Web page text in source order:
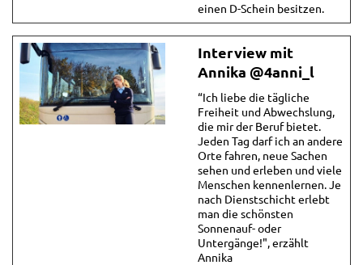
einen D-Schein besitzen.
Interview mit
Annika @4anni_l
“Ich liebe die tägliche
Freiheit und Abwechslung,
die mir der Beruf bietet.
Jeden Tag darf ich an andere
Orte fahren, neue Sachen
sehen und erleben und viele
Menschen kennenlernen. Je
nach Dienstschicht erlebt
man die schönsten
Sonnenauf- oder
Untergänge!", erzählt
Annika